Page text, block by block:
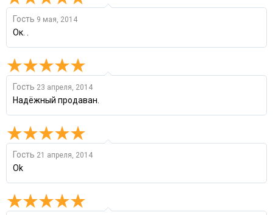
Гость 9 мая, 2014
Ок. .
Гость 23 апреля, 2014
Надёжный продаван.
Гость 21 апреля, 2014
Ok